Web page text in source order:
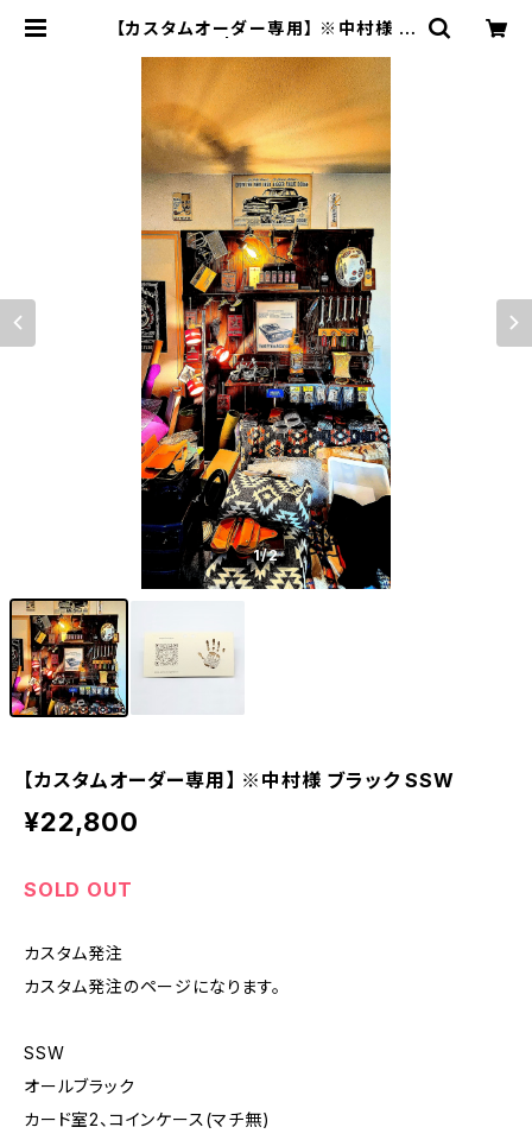
【カスタムオーダー専用】 ※中村様 ブ
ER.CO
1/2
【カスタムオーダー専用】 ※中村様 ブラック SSW
¥22,800
SOLD OUT
カスタム発注
カスタム発注のページになります。
SSW
オールブラック
カード室2、コインケース(マチ無)